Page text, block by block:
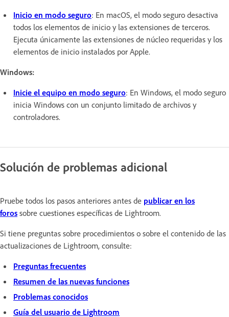
Inicio en modo seguro: En macOS, el modo seguro desactiva
todos los elementos de inicio y las extensiones de terceros.
Ejecuta únicamente las extensiones de núcleo requeridas y los
elementos de inicio instalados por Apple.
Windows:
Inicie el equipo en modo seguro: En Windows, el modo seguro
inicia Windows con un conjunto limitado de archivos y
controladores.
Solución de problemas adicional
Pruebe todos los pasos anteriores antes de publicar en los
foros sobre cuestiones específicas de Lightroom.
Si tiene preguntas sobre procedimientos o sobre el contenido de las
actualizaciones de Lightroom, consulte:
Preguntas frecuentes
Resumen de las nuevas funciones
Problemas conocidos
Guía del usuario de Lightroom